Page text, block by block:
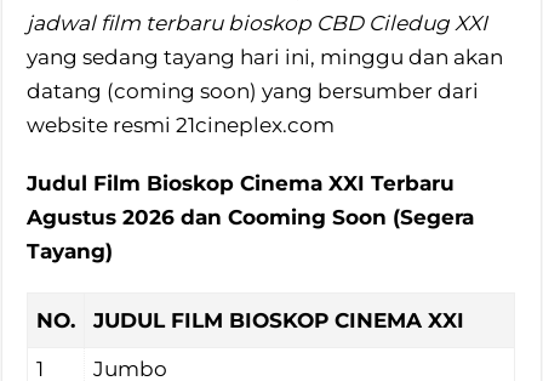
jadwal film terbaru bioskop CBD Ciledug XXI
yang sedang tayang hari ini, minggu dan akan
datang (coming soon) yang bersumber dari
website resmi 21cineplex.com
Judul Film Bioskop Cinema XXI Terbaru
Agustus 2026 dan Cooming Soon (Segera
Tayang)
NO.
JUDUL FILM BIOSKOP CINEMA XXI
1
Jumbo